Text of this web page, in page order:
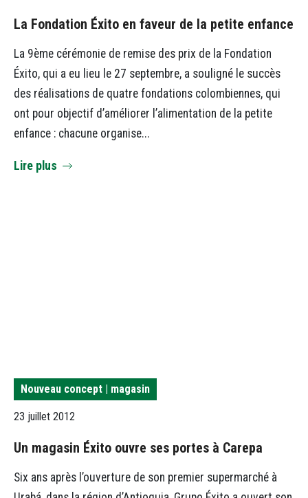
La Fondation Éxito en faveur de la petite enfance
La 9ème cérémonie de remise des prix de la Fondation
Éxito, qui a eu lieu le 27 septembre, a souligné le succès
des réalisations de quatre fondations colombiennes, qui
ont pour objectif d’améliorer l’alimentation de la petite
enfance : chacune organise...
Lire plus
Nouveau concept | magasin
23 juillet 2012
Un magasin Éxito ouvre ses portes à Carepa
Six ans après l’ouverture de son premier supermarché à